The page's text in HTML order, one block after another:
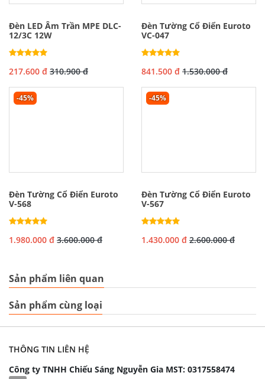
Đèn LED Âm Trần MPE DLC-
12/3C 12W
217.600 đ 310.900 đ
Đèn Tường Cổ Điển Euroto
VC-047
841.500 đ 1.530.000 đ
-45%
Đèn Tường Cổ Điển Euroto
V-568
1.980.000 đ 3.600.000 đ
-45%
Đèn Tường Cổ Điển Euroto
V-567
1.430.000 đ 2.600.000 đ
Sản phẩm liên quan
Sản phẩm cùng loại
THÔNG TIN LIÊN HỆ
Công ty TNHH Chiếu Sáng Nguyễn Gia MST: 0317558474